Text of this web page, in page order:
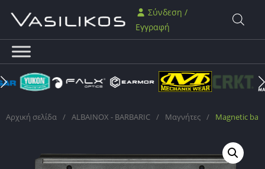
Σύνδεση /
Εγγραφή
Αρχική σελίδα / ALBAINOX - BARBARIC / Μαγνήτες / Magnetic bar